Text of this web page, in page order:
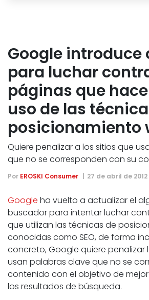
Google introduce
para luchar
páginas que
uso de las
posicionamiento
Quiere penalizar a los sitios que
que no se corresponden con su
Por EROSKI Consumer 27 de abril de 2012
Google ha vuelto a actualizar el
buscador para intentar luchar
que utilizan las técnicas de
conocidas como SEO, de forma
concreto, Google quiere penalizar
usan palabras clave que no se
contenido con el objetivo de
los resultados de búsqueda.